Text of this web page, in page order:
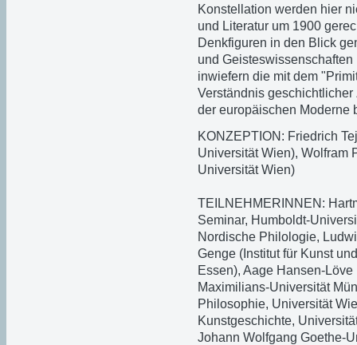
Konstellation werden hier
und Literatur um 1900
Denkfiguren in den Blick
und
inwiefern die mit dem
Verständnis
der europäischen Moderne
KONZEPTION: Friedrich
Universität Wien), Wolfram
Universität Wien)
TEILNEHMERINNEN:
Seminar, Humboldt-
Nordische Philologie,
Genge (Institut für Kunst
Essen), Aage Hansen-
Maximilians-Universität
Philosophie, Universität
Kunstgeschichte,
Johann Wolfgang Goethe-